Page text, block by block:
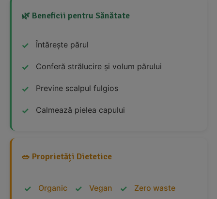
🌿 Beneficii pentru Sănătate
Întărește părul
Conferă strălucire și volum părului
Previne scalpul fulgios
Calmează pielea capului
🥗 Proprietăți Dietetice
Organic Vegan Zero waste